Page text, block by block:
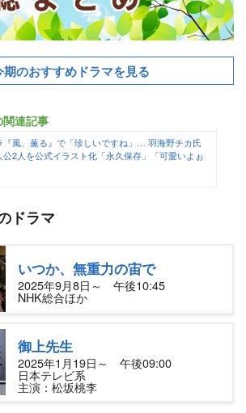
期のおすすめドラマを見る
連記事
『風、薫る』で「珍しいですね」… 羽海野チカ氏
公2人を公式イラスト化「永久保存」「可愛いよぉ
ドラマ
いつか、無重力の宙で
2025年9月8日～ 午後10:45
NHK総合ほか
御上先生
2025年1月19日～ 午後09:00
日本テレビ系
主演：松坂桃李